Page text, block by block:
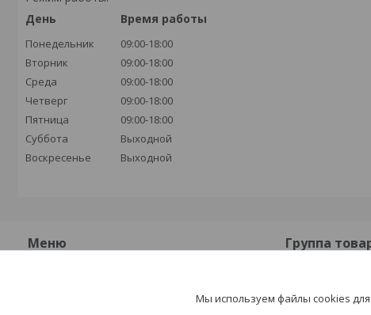
День
Время работы
Понедельник
09:00-18:00
Вторник
09:00-18:00
Среда
09:00-18:00
Четверг
09:00-18:00
Пятница
09:00-18:00
Суббота
Выходной
Воскресенье
Выходной
Меню Группа
Плиты
Мы используем файлы cookies